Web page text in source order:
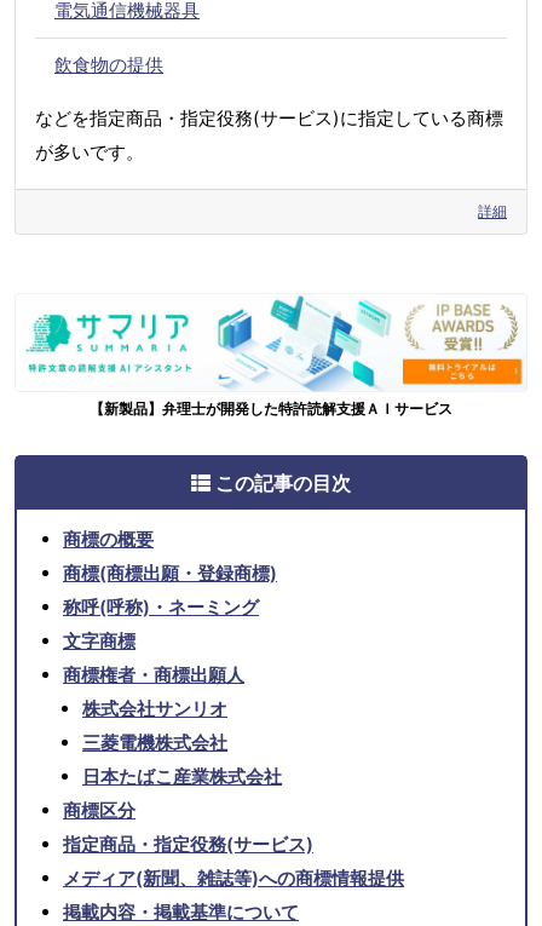
電気通信機械器具
飲食物の提供
などを指定商品・指定役務(サービス)に指定している商標
が多いです。
詳細
【新製品】弁理士が開発した特許読解支援ＡＩサービス
この記事の目次
商標の概要
商標(商標出願・登録商標)
称呼(呼称)・ネーミング
文字商標
商標権者・商標出願人
株式会社サンリオ
三菱電機株式会社
日本たばこ産業株式会社
商標区分
指定商品・指定役務(サービス)
メディア(新聞、雑誌等)への商標情報提供
掲載内容・掲載基準について